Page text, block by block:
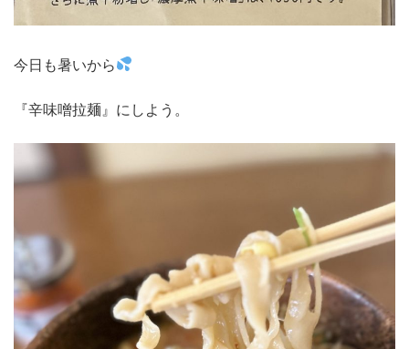
今日も暑いから
『辛味噌拉麺』にしよう。